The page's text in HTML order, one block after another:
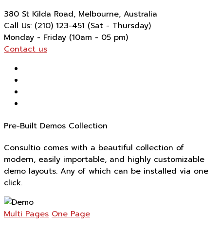
380 St Kilda Road, Melbourne, Australia
Call Us: (210) 123-451 (Sat - Thursday)
Monday - Friday (10am - 05 pm)
Contact us
Pre-Built Demos Collection
Consultio comes with a beautiful collection of
modern, easily importable, and highly customizable
demo layouts. Any of which can be installed via one
click.
Multi Pages One Page